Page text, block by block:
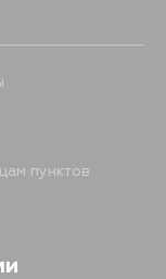
пунктов